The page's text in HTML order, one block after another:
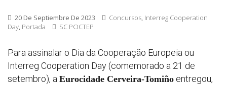
20 De Septiembre De 2023 Concursos, Interreg Cooperation
Day, Portada SC POCTEP
Para assinalar o Dia da Cooperação Europeia ou
Interreg Cooperation Day (comemorado a 21 de
setembro), a Eurocidade Cerveira-Tomiño entregou,